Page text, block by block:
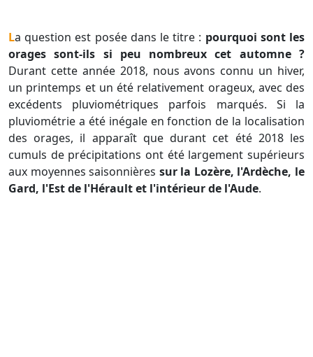
La question est posée dans le titre : pourquoi sont les
orages sont-ils si peu nombreux cet automne ?
Durant cette année 2018, nous avons connu un hiver,
un printemps et un été relativement orageux, avec des
excédents pluviométriques parfois marqués. Si la
pluviométrie a été inégale en fonction de la localisation
des orages, il apparaît que durant cet été 2018 les
cumuls de précipitations ont été largement supérieurs
aux moyennes saisonnières sur la Lozère, l'Ardèche, le
Gard, l'Est de l'Hérault et l'intérieur de l'Aude.